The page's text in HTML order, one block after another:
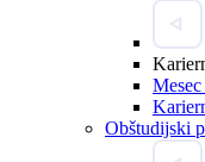
Obštudijski